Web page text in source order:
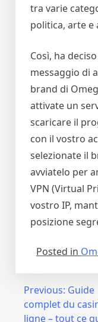
tra varie
politica, arte e
Così, ha
messaggio di
brand di
attivate un
scaricare il
con il vostro
selezionate il
avviatelo per
VPN (Virtual
vostro IP,
posizione
Posted in
Post
navigation
Previous: Guide
complet du
ligne – tout ce